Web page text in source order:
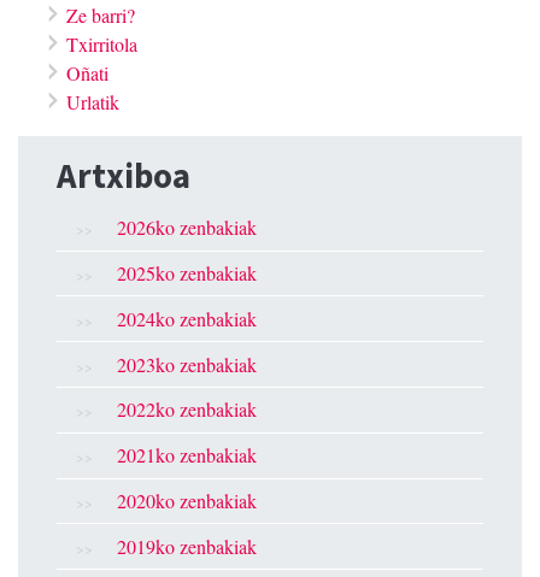
Ze barri?
Txirritola
Oñati
Urlatik
Artxiboa
2026ko zenbakiak
2025ko zenbakiak
2024ko zenbakiak
2023ko zenbakiak
2022ko zenbakiak
2021ko zenbakiak
2020ko zenbakiak
2019ko zenbakiak